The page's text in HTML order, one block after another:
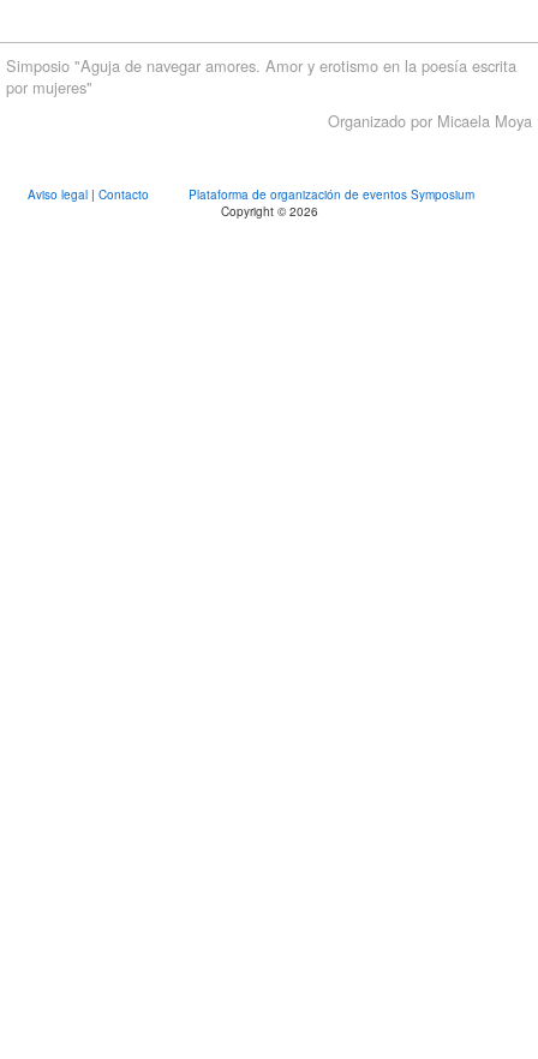
Simposio "Aguja de navegar amores. Amor y erotismo en la poesía escrita
por mujeres"
Organizado por Micaela Moya
Aviso legal | Contacto
Plataforma de organización de eventos Symposium
Copyright © 2026